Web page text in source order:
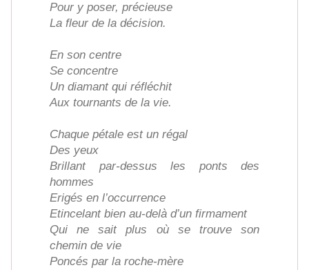
Pour y poser, précieuse
La fleur de la décision.
En son centre
Se concentre
Un diamant qui réfléchit
Aux tournants de la vie.
Chaque pétale est un régal
Des yeux
Brillant par-dessus les ponts des
hommes
Erigés en l’occurrence
Etincelant bien au-delà d’un firmament
Qui ne sait plus où se trouve son
chemin de vie
Poncés par la roche-mère